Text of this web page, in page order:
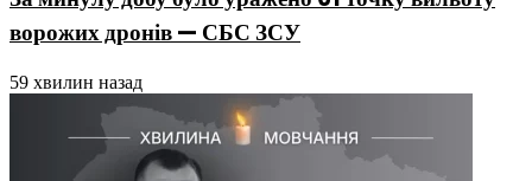
ворожих дронів — СБС ЗСУ
59 хвилин назад